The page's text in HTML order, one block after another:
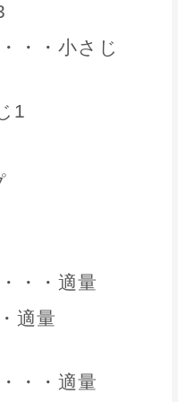
・・小さじ
1
・・適量
適量
・・適量